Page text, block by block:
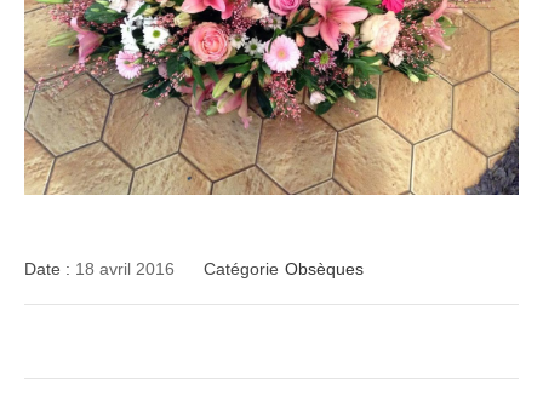
Date : 18 avril 2016 Catégorie Obsèques